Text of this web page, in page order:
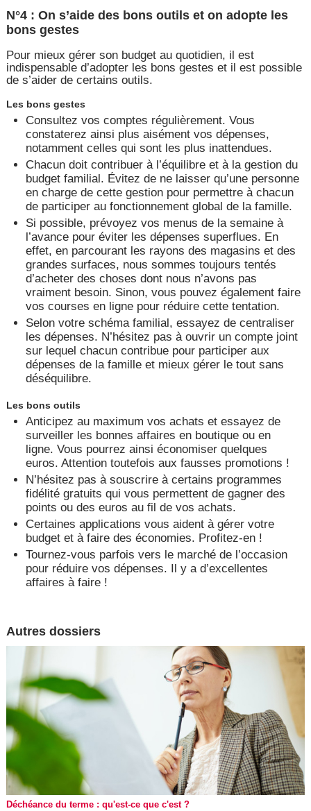
N°4 : On s’aide des bons outils et on adopte les
bons gestes
Pour mieux gérer son budget au quotidien, il est
indispensable d’adopter les bons gestes et il est possible
de s’aider de certains outils.
Les bons gestes
Consultez vos comptes régulièrement. Vous
constaterez ainsi plus aisément vos dépenses,
notamment celles qui sont les plus inattendues.
Chacun doit contribuer à l’équilibre et à la gestion du
budget familial. Évitez de ne laisser qu’une personne
en charge de cette gestion pour permettre à chacun
de participer au fonctionnement global de la famille.
Si possible, prévoyez vos menus de la semaine à
l’avance pour éviter les dépenses superflues. En
effet, en parcourant les rayons des magasins et des
grandes surfaces, nous sommes toujours tentés
d’acheter des choses dont nous n’avons pas
vraiment besoin. Sinon, vous pouvez également faire
vos courses en ligne pour réduire cette tentation.
Selon votre schéma familial, essayez de centraliser
les dépenses. N’hésitez pas à ouvrir un compte joint
sur lequel chacun contribue pour participer aux
dépenses de la famille et mieux gérer le tout sans
déséquilibre.
Les bons outils
Anticipez au maximum vos achats et essayez de
surveiller les bonnes affaires en boutique ou en
ligne. Vous pourrez ainsi économiser quelques
euros. Attention toutefois aux fausses promotions !
N’hésitez pas à souscrire à certains programmes
fidélité gratuits qui vous permettent de gagner des
points ou des euros au fil de vos achats.
Certaines applications vous aident à gérer votre
budget et à faire des économies. Profitez-en !
Tournez-vous parfois vers le marché de l’occasion
pour réduire vos dépenses. Il y a d’excellentes
affaires à faire !
Autres dossiers
Déchéance du terme : qu'est-ce que c'est ?